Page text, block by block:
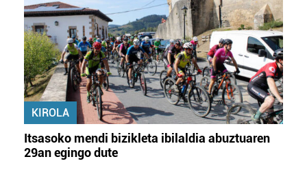
KIROLA
Itsasoko mendi bizikleta ibilaldia abuztuaren
29an egingo dute